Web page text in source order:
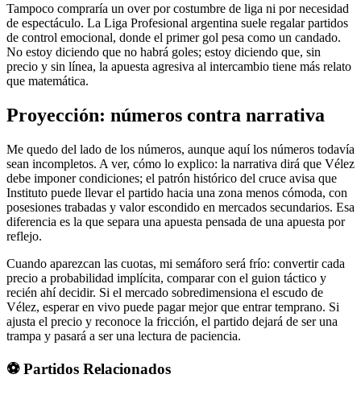
Tampoco compraría un over por costumbre de liga ni por necesidad
de espectáculo. La Liga Profesional argentina suele regalar partidos
de control emocional, donde el primer gol pesa como un candado.
No estoy diciendo que no habrá goles; estoy diciendo que, sin
precio y sin línea, la apuesta agresiva al intercambio tiene más relato
que matemática.
Proyección: números contra narrativa
Me quedo del lado de los números, aunque aquí los números todavía
sean incompletos. A ver, cómo lo explico: la narrativa dirá que Vélez
debe imponer condiciones; el patrón histórico del cruce avisa que
Instituto puede llevar el partido hacia una zona menos cómoda, con
posesiones trabadas y valor escondido en mercados secundarios. Esa
diferencia es la que separa una apuesta pensada de una apuesta por
reflejo.
Cuando aparezcan las cuotas, mi semáforo será frío: convertir cada
precio a probabilidad implícita, comparar con el guion táctico y
recién ahí decidir. Si el mercado sobredimensiona el escudo de
Vélez, esperar en vivo puede pagar mejor que entrar temprano. Si
ajusta el precio y reconoce la fricción, el partido dejará de ser una
trampa y pasará a ser una lectura de paciencia.
⚽ Partidos Relacionados